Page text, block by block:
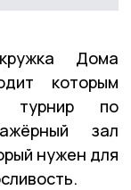
Дома
которым
турнир по
зал
нужен для